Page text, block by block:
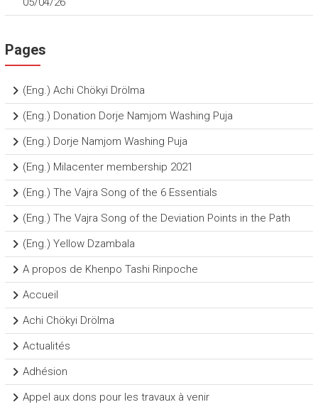
Pages
(Eng.) Achi Chökyi Drölma
(Eng.) Donation Dorje Namjom Washing Puja
(Eng.) Dorje Namjom Washing Puja
(Eng.) Milacenter membership 2021
(Eng.) The Vajra Song of the 6 Essentials
(Eng.) The Vajra Song of the Deviation Points in the Path
(Eng.) Yellow Dzambala
A propos de Khenpo Tashi Rinpoche
Accueil
Achi Chökyi Drölma
Actualités
Adhésion
Appel aux dons pour les travaux à venir